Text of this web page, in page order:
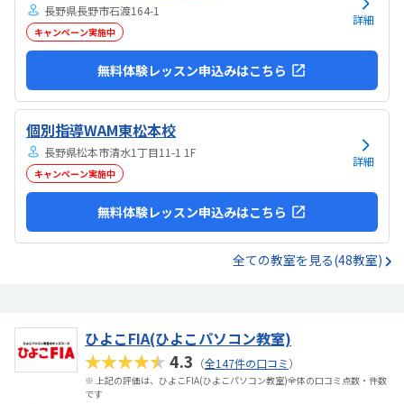
長野県長野市石渡164-1
キャンペーン実施中
詳細
無料体験レッスン申込みはこちら
個別指導WAM東松本校
長野県松本市清水1丁目11-1 1F
キャンペーン実施中
詳細
無料体験レッスン申込みはこちら
全ての教室を見る(48教室)
ひよこFIA(ひよこパソコン教室)
★★★★★4.3 （全147件の口コミ）
※ 上記の評価は、ひよこFIA(ひよこパソコン教室)全体の口コミ点数・件数
です